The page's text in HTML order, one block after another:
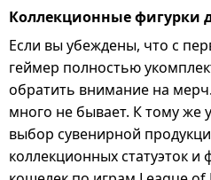
Коллекционные фигурки
Если вы убеждены, что с
геймер полностью
обратить внимание на
много не бывает. К тому же
выбор сувенирной
коллекционных статуэток и